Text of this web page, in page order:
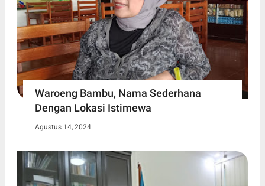
Waroeng Bambu, Nama Sederhana
Dengan Lokasi Istimewa
Agustus 14, 2024